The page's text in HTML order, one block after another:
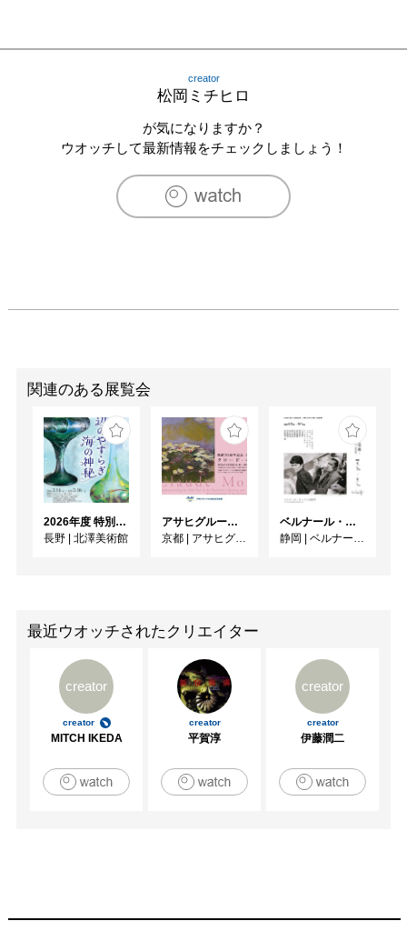
                グループショー「Assembled Artifacts」Device
                グルー展「Japanese artist for next
                グルー展「CREATORSMARKET
EXHIBITION」　Gallery 80　（東京表参道ヒルズ内　)
creator
松岡ミチヒロ
が気になりますか？
ウオッチして最新情報をチェックしましょう！
関連のある展覧会
2026年度 特別展「ガレとドーム、アール･ヌーヴォーのガラス 水辺のやすらぎ、海の神秘」
長野 | 北澤美術館
アサヒグループ大山崎山荘美術館 開館30周年記念展「没後100年 クロード・モネ」
京都 | アサヒグループ大山崎山荘美術館
ベルナール・ビュフェと写真 ーカメラがとらえたビュフェとその時代、そして21 世紀へ
静岡 | ベルナール・ビュフェ美術館
最近ウオッチされたクリエイター
creator
creator
MITCH IKEDA
creator
平賀淳
creator
creator
伊藤潤二